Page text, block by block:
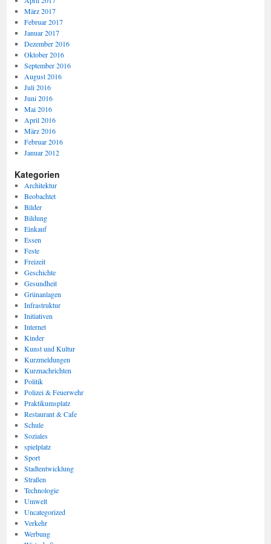
März 2017
Februar 2017
Januar 2017
Dezember 2016
Oktober 2016
September 2016
August 2016
Juli 2016
Juni 2016
Mai 2016
April 2016
März 2016
Februar 2016
Januar 2012
Kategorien
Architektur
Beobachtet
Bilder
Bildung
Einkauf
Essen
Feste
Freizeit
Geschichte
Gesundheit
Grünanlagen
Infrastruktur
Initiativen
Internet
Kinder
Kunst und Kultur
Kurzmeldungen
Kurznachrichten
Politik
Polizei & Feuerwehr
Praktikumsplatz
Restaurant & Cafe
Schule
Soziales
spielplatz
Sport
Stadtentwicklung
Straßen
Technologie
Umwelt
Uncategorized
Verkehr
Werbung